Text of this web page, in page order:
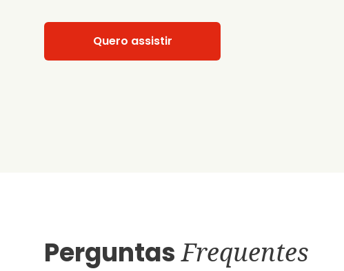
Quero assistir
PerguntasFrequentes